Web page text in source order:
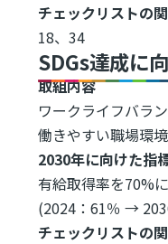
チェックリストの
18、34
SDGs達成に
取組内容
ワークライフバラ
働きやすい職場環
2030年に向けた指
有給取得率を70%
(2024：61％ →
チェックリストの